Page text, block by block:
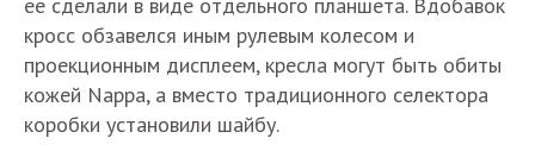
ее сделали в виде отдельного планшета. Вдобавок
кросс обзавелся иным рулевым колесом и
проекционным дисплеем, кресла могут быть обиты
кожей Nappa, а вместо традиционного селектора
коробки установили шайбу.